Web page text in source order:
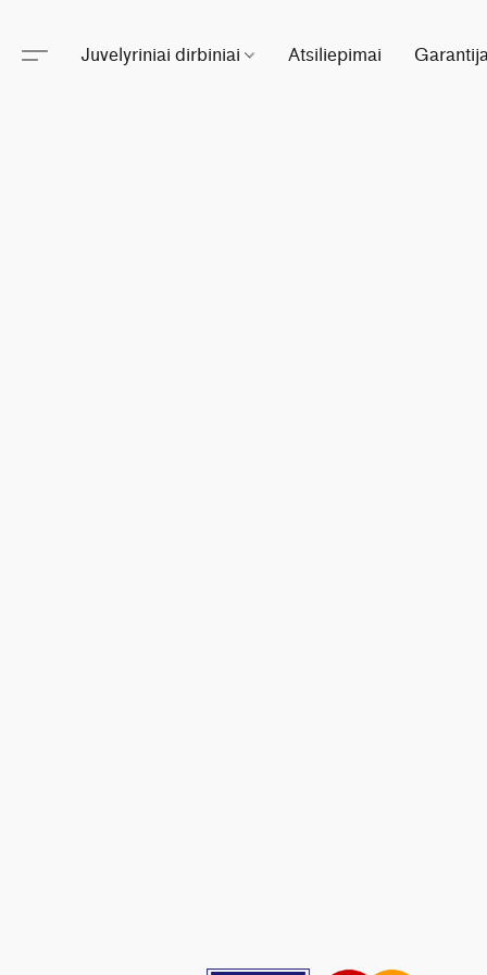
Juvelyriniai dirbiniai Atsiliepimai